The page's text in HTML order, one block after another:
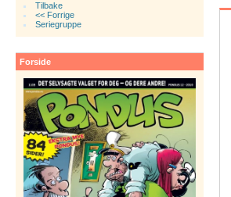
Tilbake
<< Forrige
Seriegruppe
Forside